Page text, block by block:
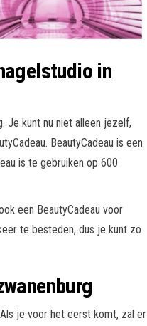
in
Je kunt nu niet alleen jezelf,
BeautyCadeau is een
is te gebruiken op 600
een BeautyCadeau voor
te besteden, dus je kunt zo
je voor het eerst komt, zal er